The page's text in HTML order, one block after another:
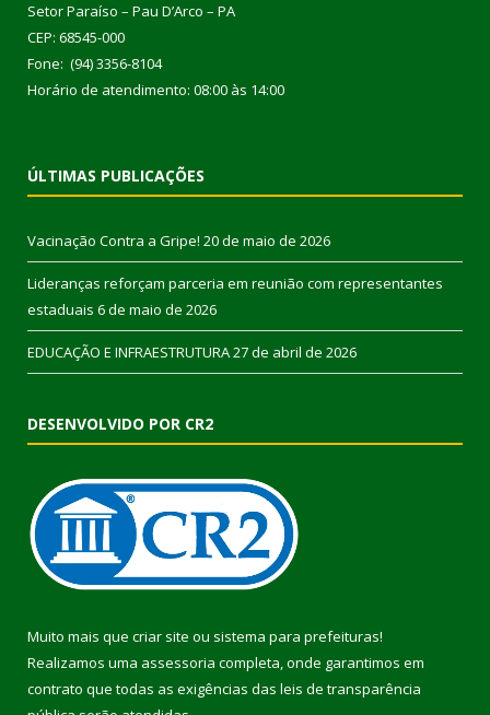
Setor Paraíso – Pau D’Arco – PA
CEP: 68545-000
Fone: (94) 3356-8104
Horário de atendimento: 08:00 às 14:00
ÚLTIMAS PUBLICAÇÕES
Vacinação Contra a Gripe! 20 de maio de 2026
Lideranças reforçam parceria em reunião com representantes
estaduais 6 de maio de 2026
EDUCAÇÃO E INFRAESTRUTURA27 de abril de 2026
DESENVOLVIDO POR CR2
Muito mais que criar site ou sistema para prefeituras!
Realizamos uma assessoria completa, onde garantimos em
contrato que todas as exigências das leis de transparência